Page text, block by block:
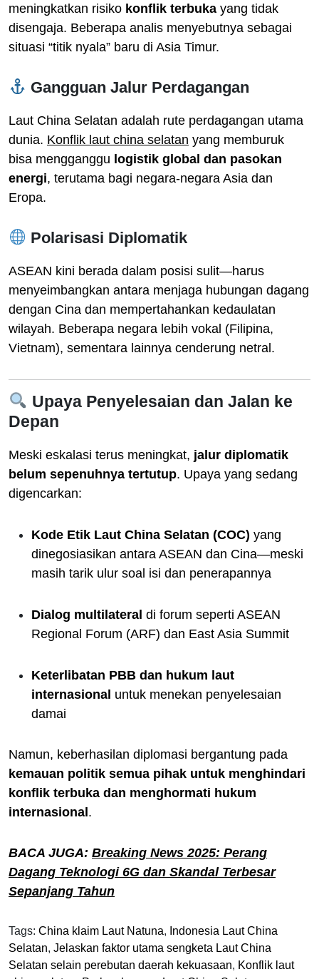
meningkatkan risiko konflik terbuka yang tidak
disengaja. Beberapa analis menyebutnya sebagai
situasi “titik nyala” baru di Asia Timur.
Gangguan Jalur Perdagangan
Laut China Selatan adalah rute perdagangan utama
dunia. Konflik laut china selatan yang memburuk
bisa mengganggu logistik global dan pasokan
energi, terutama bagi negara-negara Asia dan
Eropa.
Polarisasi Diplomatik
ASEAN kini berada dalam posisi sulit—harus
menyeimbangkan antara menjaga hubungan dagang
dengan Cina dan mempertahankan kedaulatan
wilayah. Beberapa negara lebih vokal (Filipina,
Vietnam), sementara lainnya cenderung netral.
Upaya Penyelesaian dan Jalan ke
Depan
Meski eskalasi terus meningkat, jalur diplomatik
belum sepenuhnya tertutup. Upaya yang sedang
digencarkan:
Kode Etik Laut China Selatan (COC) yang
dinegosiasikan antara ASEAN dan Cina—meski
masih tarik ulur soal isi dan penerapannya
Dialog multilateral di forum seperti ASEAN
Regional Forum (ARF) dan East Asia Summit
Keterlibatan PBB dan hukum laut
internasional untuk menekan penyelesaian
damai
Namun, keberhasilan diplomasi bergantung pada
kemauan politik semua pihak untuk menghindari
konflik terbuka dan menghormati hukum
internasional.
BACA JUGA: Breaking News 2025: Perang
Dagang Teknologi 6G dan Skandal Terbesar
Sepanjang Tahun
Tags: China klaim Laut Natuna, Indonesia Laut China
Selatan, Jelaskan faktor utama sengketa Laut China
Selatan selain perebutan daerah kekuasaan, Konflik laut